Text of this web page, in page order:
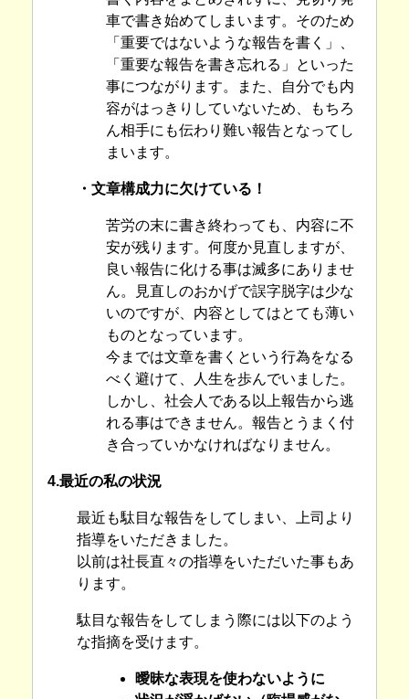
車で書き始めてしまいます。そのため
「重要ではないような報告を書く」、
「重要な報告を書き忘れる」といった
事につながります。また、自分でも内
容がはっきりしていないため、もちろ
ん相手にも伝わり難い報告となってし
まいます。
・文章構成力に欠けている！
苦労の末に書き終わっても、内容に不
安が残ります。何度か見直しますが、
良い報告に化ける事は滅多にありませ
ん。見直しのおかげで誤字脱字は少な
いのですが、内容としてはとても薄い
ものとなっています。
今までは文章を書くという行為をなる
べく避けて、人生を歩んでいました。
しかし、社会人である以上報告から逃
れる事はできません。報告とうまく付
き合っていかなければなりません。
4.最近の私の状況
最近も駄目な報告をしてしまい、上司より
指導をいただきました。
以前は社長直々の指導をいただいた事もあ
ります。
駄目な報告をしてしまう際には以下のよう
な指摘を受けます。
曖昧な表現を使わないように